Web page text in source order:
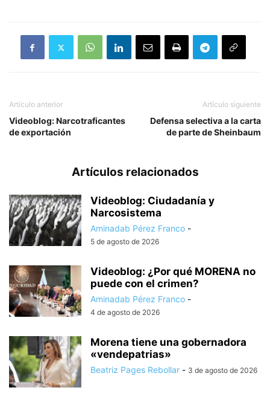
Artículo anterior
Videoblog: Narcotraficantes
de exportación
Artículo siguiente
Defensa selectiva a la carta
de parte de Sheinbaum
Artículos relacionados
Videoblog: Ciudadanía y
Narcosistema
Aminadab Pérez Franco -
5 de agosto de 2026
Videoblog: ¿Por qué MORENA no
puede con el crimen?
Aminadab Pérez Franco -
4 de agosto de 2026
Morena tiene una gobernadora
«vendepatrias»
Beatriz Pages Rebollar - 3 de agosto de 2026